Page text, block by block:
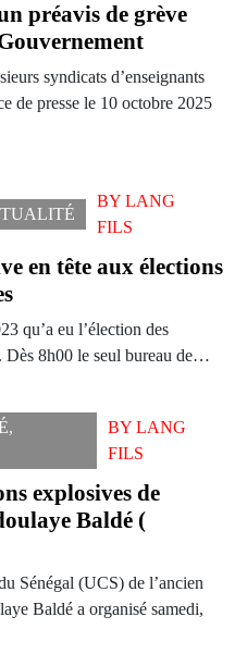
préavis de grève
syndicats d’enseignants
de presse le 10 octobre 2025
BY LANG
FILS
en tête aux élections
qu’a eu l’élection des
Dès 8h00 le seul bureau de…
,
BY LANG
FILS
explosives de
Baldé (
Sénégal (UCS) de l’ancien
Baldé a organisé samedi,